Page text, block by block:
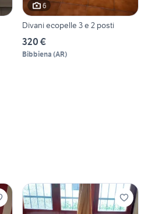
6
Divani ecopelle 3 e 2 posti
320 €
Bibbiena (AR)